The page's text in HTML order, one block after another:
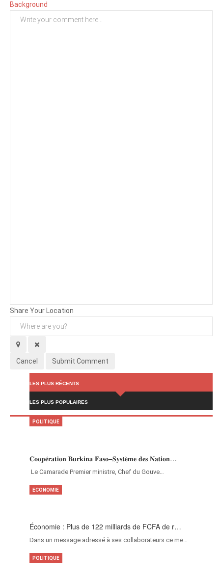
Background
Share Your Location
Cancel Submit Comment
LES PLUS RÉCENTS
LES PLUS POPULAIRES
𝐂𝐨𝐨𝐩𝐞́𝐫𝐚𝐭𝐢𝐨𝐧 𝐁𝐮𝐫𝐤𝐢𝐧𝐚 𝐅𝐚𝐬𝐨–𝐒𝐲𝐬𝐭𝐞̀𝐦𝐞 𝐝𝐞𝐬 𝐍𝐚𝐭𝐢𝐨𝐧…
‎Le Camarade Premier ministre, Chef du Gouve…
POLITIQUE
Économie : Plus de 122 milliards de FCFA de r…
Dans un message adressé à ses collaborateurs ce me…
ECONOMIE
POLITIQUE